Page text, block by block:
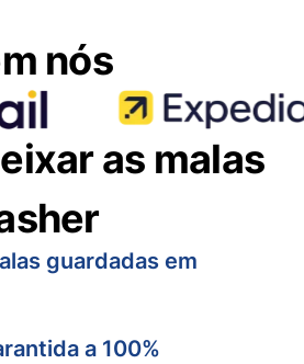
nós
as malas
guardadas em
a 100%